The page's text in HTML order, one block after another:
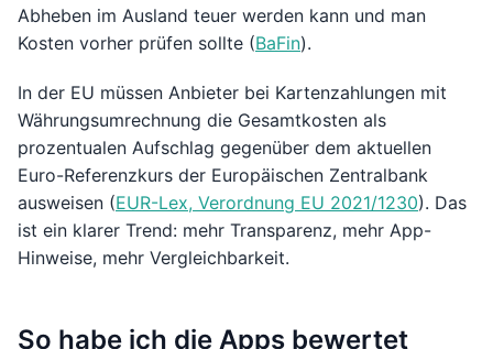
Abheben im Ausland teuer werden kann und man
Kosten vorher prüfen sollte (BaFin).
In der EU müssen Anbieter bei Kartenzahlungen mit
Währungsumrechnung die Gesamtkosten als
prozentualen Aufschlag gegenüber dem aktuellen
Euro-Referenzkurs der Europäischen Zentralbank
ausweisen (EUR-Lex, Verordnung EU 2021/1230). Das
ist ein klarer Trend: mehr Transparenz, mehr App-
Hinweise, mehr Vergleichbarkeit.
So habe ich die Apps bewertet